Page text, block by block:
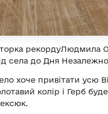
рекордуЛюдмила
села до Дня
хоче привітати усю
колір і Герб